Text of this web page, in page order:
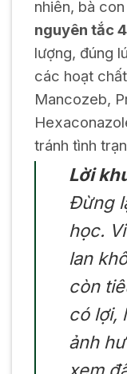
nguyên tắc
lượng, đúng
các hoạt
Mancozeb,
tránh tình
Lời
Đừng
học.
lan
còn
có lợi,
ảnh